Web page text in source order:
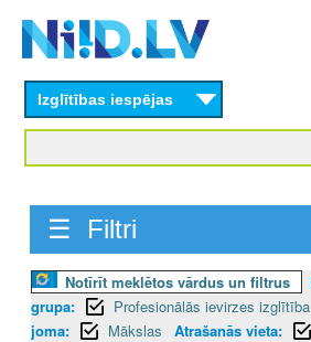
content
Izglītības iespējas
☰ Filtri
Notīrīt meklētos vārdus un filtrus
grupa:
Profesionālās ievirzes izglītība
joma:
Mākslas Atrašanās vieta: